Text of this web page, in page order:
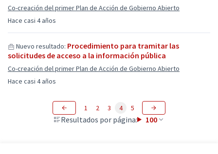
Hace casi 4 años
Co-creación del primer Plan de Acción de Gobierno Abierto
Hace casi 4 años
Nuevo resultado: Procedimiento para tramitar las
solicitudes de acceso a la información pública
Co-creación del primer Plan de Acción de Gobierno Abierto
Resultados por página: 100
1 2 3 4 5